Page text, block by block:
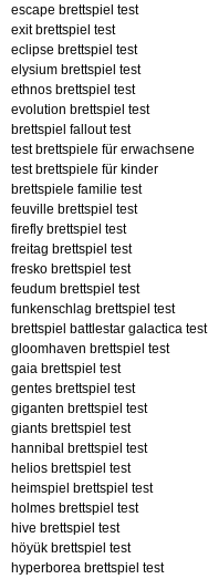
escape brettspiel test
exit brettspiel test
eclipse brettspiel test
elysium brettspiel test
ethnos brettspiel test
evolution brettspiel test
brettspiel fallout test
test brettspiele für erwachsene
test brettspiele für kinder
brettspiele familie test
feuville brettspiel test
firefly brettspiel test
freitag brettspiel test
fresko brettspiel test
feudum brettspiel test
funkenschlag brettspiel test
brettspiel battlestar galactica test
gloomhaven brettspiel test
gaia brettspiel test
gentes brettspiel test
giganten brettspiel test
giants brettspiel test
hannibal brettspiel test
helios brettspiel test
heimspiel brettspiel test
holmes brettspiel test
hive brettspiel test
höyük brettspiel test
hyperborea brettspiel test